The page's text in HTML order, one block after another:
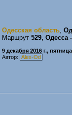
Одесская область,
Маршрут 529,
9 декабря 2016 г., пятница
Автор: Alex-Od